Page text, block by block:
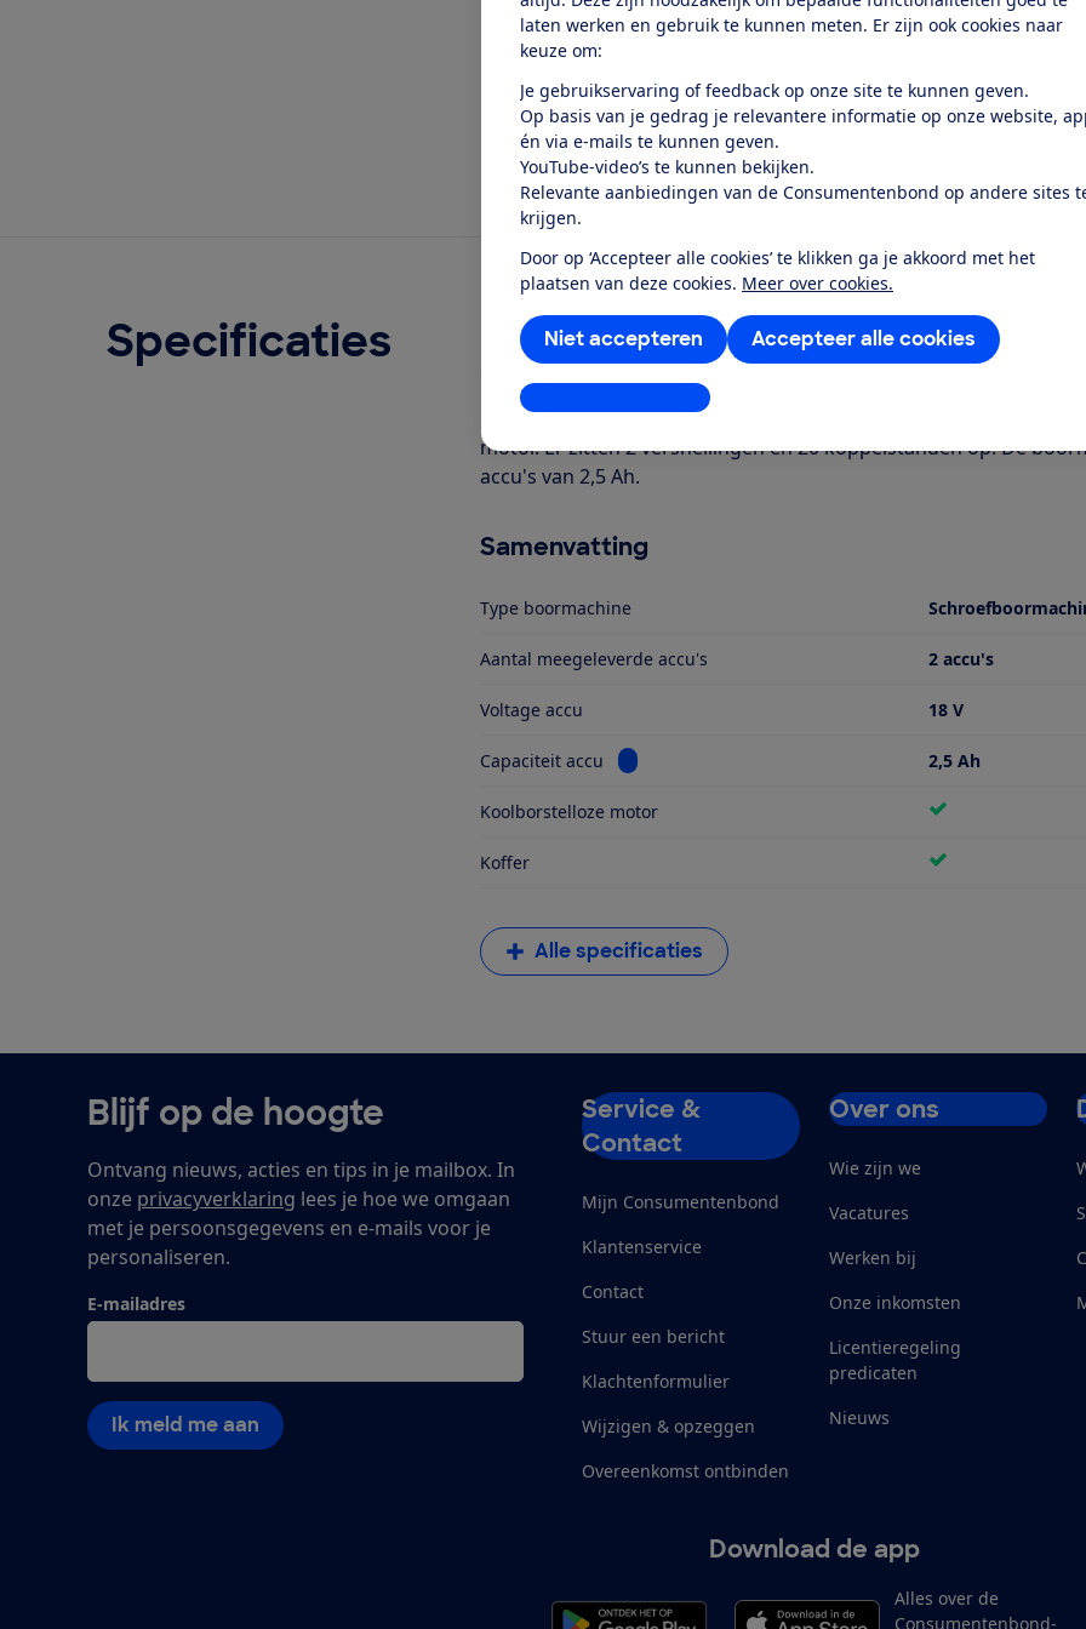
laten werken en gebruik te kunnen meten. Er zijn ook cookies naar
keuze om:
Je gebruikservaring of feedback op onze site te kunnen geven.
Op basis van je gedrag je relevantere informatie op onze website,
én via e-mails te kunnen geven.
YouTube-video’s te kunnen bekijken.
Relevante aanbiedingen van de Consumentenbond op andere sites
krijgen.
Door op ‘Accepteer alle cookies’ te klikken ga je akkoord met het
plaatsen van deze cookies. Meer over cookies.
Accepteer alle cookies
Niet accepteren
Instellingen aanpassen
Al lid? Log in
Specificaties Over dit product
De Bosch AdvancedDrill 18 (2 accu's) is een
motor. Er zitten 2 versnellingen en 20 koppelstanden op. De
accu's van 2,5 Ah.
Samenvatting
Type boormachine
Aantal meegeleverde accu's 2 accu's
Voltage accu 18 V
Capaciteit accu Bekijk informatie voor Capaciteit accu 2,5 Ah
Koolborstelloze motor
Koffer
Alle specificaties
Blijf op de hoogte
Ontvang nieuws, acties en tips in je mailbox. In
onze privacyverklaring lees je hoe we omgaan
met je persoonsgegevens en e-mails voor je
personaliseren.
E-mailadres
Ik meld me aan
Service &
Contact
Mijn Consumentenbond
Klantenservice
Contact
Stuur een bericht
Klachtenformulier
Wijzigen & opzeggen
Overeenkomst ontbinden
Over ons
Wie zijn we
Vacatures
Werken bij
Onze inkomsten
Licentieregeling
predicaten
Nieuws
Download de app
Alles over de
Consumentenbond-